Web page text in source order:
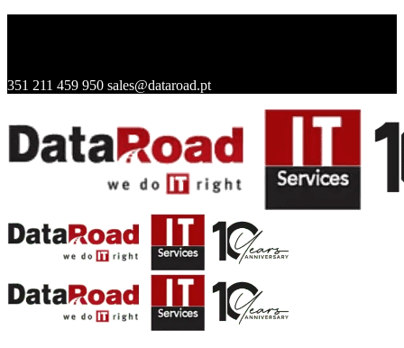
351 211 459 950 sales@dataroad.pt